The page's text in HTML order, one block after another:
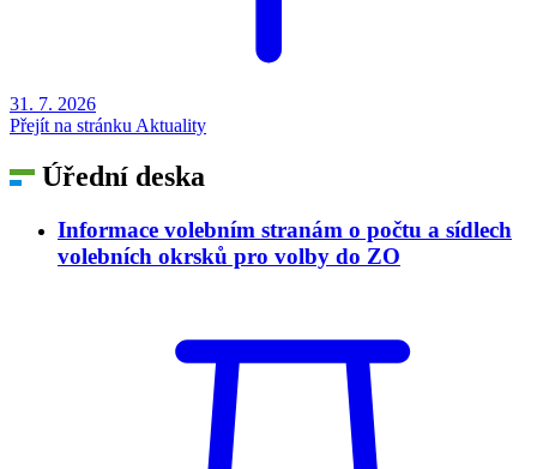
31. 7. 2026
Přejít na stránku Aktuality
Úřední deska
Informace volebním stranám o počtu a sídlech
volebních okrsků pro volby do ZO